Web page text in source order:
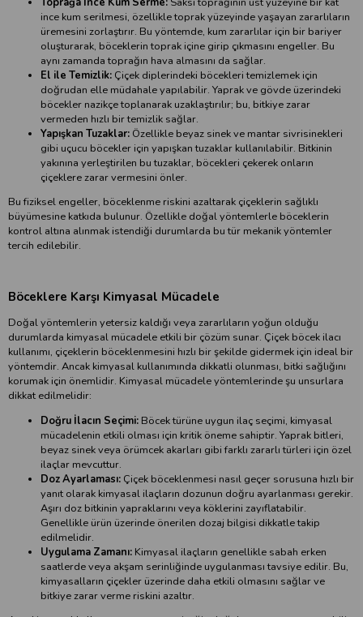
ince kum serilmesi, özellikle toprak yüzeyinde yaşayan zararlıların
üremesini zorlaştırır. Bu yöntemde, kum zararlılar için bir bariyer
oluşturarak, böceklerin toprak içine girip çıkmasını engeller. Bu
aynı zamanda toprağın hava almasını da sağlar.
El ile Temizlik: Çiçek diplerindeki böcekleri temizlemek için
doğrudan elle müdahale yapılabilir. Yaprak ve gövde üzerindeki
böcekler nazikçe toplanarak uzaklaştırılır; bu, bitkiye zarar
vermeden hızlı bir temizlik sağlar.
Yapışkan Tuzaklar: Özellikle beyaz sinek ve mantar sivrisinekleri
gibi uçucu böcekler için yapışkan tuzaklar kullanılabilir. Bitkinin
yakınına yerleştirilen bu tuzaklar, böcekleri çekerek onların
çiçeklere zarar vermesini önler.
Bu fiziksel engeller, böceklenme riskini azaltarak çiçeklerin sağlıklı
büyümesine katkıda bulunur. Özellikle doğal yöntemlerle böceklerin
kontrol altına alınmak istendiği durumlarda bu tür mekanik yöntemler
tercih edilebilir.
Böceklere Karşı Kimyasal Mücadele
Doğal yöntemlerin yetersiz kaldığı veya zararlıların yoğun olduğu
durumlarda kimyasal mücadele etkili bir çözüm sunar. Çiçek böcek ilacı
kullanımı, çiçeklerin böceklenmesini hızlı bir şekilde gidermek için ideal bir
yöntemdir. Ancak kimyasal kullanımında dikkatli olunması, bitki sağlığını
korumak için önemlidir. Kimyasal mücadele yöntemlerinde şu unsurlara
dikkat edilmelidir:
Doğru İlacın Seçimi: Böcek türüne uygun ilaç seçimi, kimyasal
mücadelenin etkili olması için kritik öneme sahiptir. Yaprak bitleri,
beyaz sinek veya örümcek akarları gibi farklı zararlı türleri için özel
ilaçlar mevcuttur.
Doz Ayarlaması: Çiçek böceklenmesi nasıl geçer sorusuna hızlı bir
yanıt olarak kimyasal ilaçların dozunun doğru ayarlanması gerekir.
Aşırı doz bitkinin yapraklarını veya köklerini zayıflatabilir.
Genellikle ürün üzerinde önerilen dozaj bilgisi dikkatle takip
edilmelidir.
Uygulama Zamanı: Kimyasal ilaçların genellikle sabah erken
saatlerde veya akşam serinliğinde uygulanması tavsiye edilir. Bu,
kimyasalların çiçekler üzerinde daha etkili olmasını sağlar ve
bitkiye zarar verme riskini azaltır.